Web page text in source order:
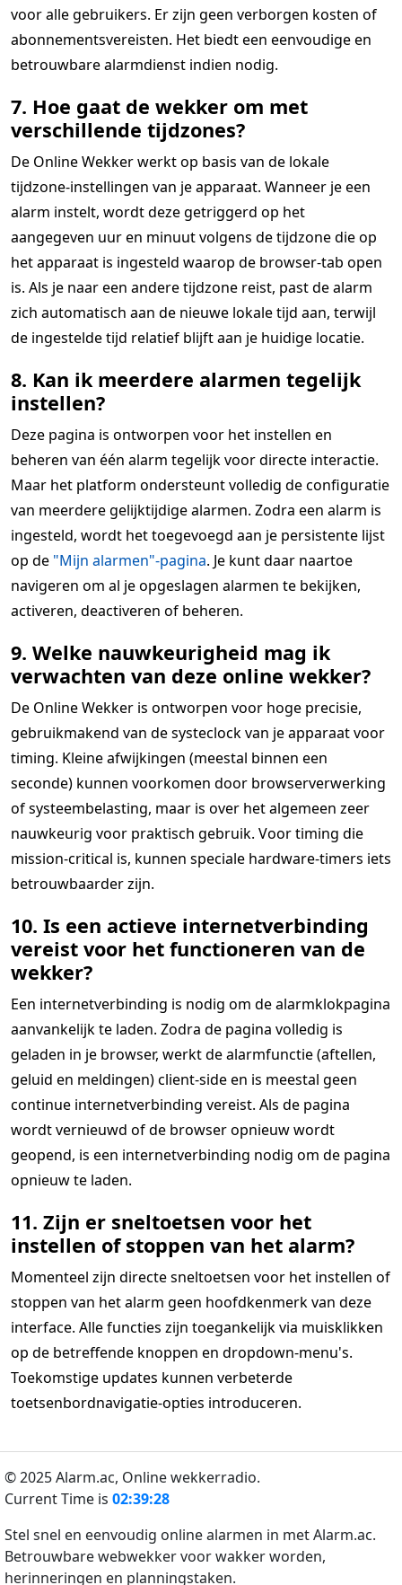
voor alle gebruikers. Er zijn geen verborgen kosten of
abonnementsvereisten. Het biedt een eenvoudige en
betrouwbare alarmdienst indien nodig.
7. Hoe gaat de wekker om met
verschillende tijdzones?
De Online Wekker werkt op basis van de lokale
tijdzone-instellingen van je apparaat. Wanneer je een
alarm instelt, wordt deze getriggerd op het
aangegeven uur en minuut volgens de tijdzone die op
het apparaat is ingesteld waarop de browser-tab open
is. Als je naar een andere tijdzone reist, past de alarm
zich automatisch aan de nieuwe lokale tijd aan, terwijl
de ingestelde tijd relatief blijft aan je huidige locatie.
8. Kan ik meerdere alarmen tegelijk
instellen?
Deze pagina is ontworpen voor het instellen en
beheren van één alarm tegelijk voor directe interactie.
Maar het platform ondersteunt volledig de configuratie
van meerdere gelijktijdige alarmen. Zodra een alarm is
ingesteld, wordt het toegevoegd aan je persistente lijst
op de "Mijn alarmen"-pagina. Je kunt daar naartoe
navigeren om al je opgeslagen alarmen te bekijken,
activeren, deactiveren of beheren.
9. Welke nauwkeurigheid mag ik
verwachten van deze online wekker?
De Online Wekker is ontworpen voor hoge precisie,
gebruikmakend van de systeclock van je apparaat voor
timing. Kleine afwijkingen (meestal binnen een
seconde) kunnen voorkomen door browserverwerking
of systeembelasting, maar is over het algemeen zeer
nauwkeurig voor praktisch gebruik. Voor timing die
mission-critical is, kunnen speciale hardware-timers iets
betrouwbaarder zijn.
10. Is een actieve internetverbinding
vereist voor het functioneren van de
wekker?
Een internetverbinding is nodig om de alarmklokpagina
aanvankelijk te laden. Zodra de pagina volledig is
geladen in je browser, werkt de alarmfunctie (aftellen,
geluid en meldingen) client-side en is meestal geen
continue internetverbinding vereist. Als de pagina
wordt vernieuwd of de browser opnieuw wordt
geopend, is een internetverbinding nodig om de pagina
opnieuw te laden.
11. Zijn er sneltoetsen voor het
instellen of stoppen van het alarm?
Momenteel zijn directe sneltoetsen voor het instellen of
stoppen van het alarm geen hoofdkenmerk van deze
interface. Alle functies zijn toegankelijk via muisklikken
op de betreffende knoppen en dropdown-menu's.
Toekomstige updates kunnen verbeterde
toetsenbordnavigatie-opties introduceren.
© 2025 Alarm.ac, Online wekkerradio.
Current Time is 02:39:28
Stel snel en eenvoudig online alarmen in met Alarm.ac.
Betrouwbare webwekker voor wakker worden,
herinneringen en planningstaken.